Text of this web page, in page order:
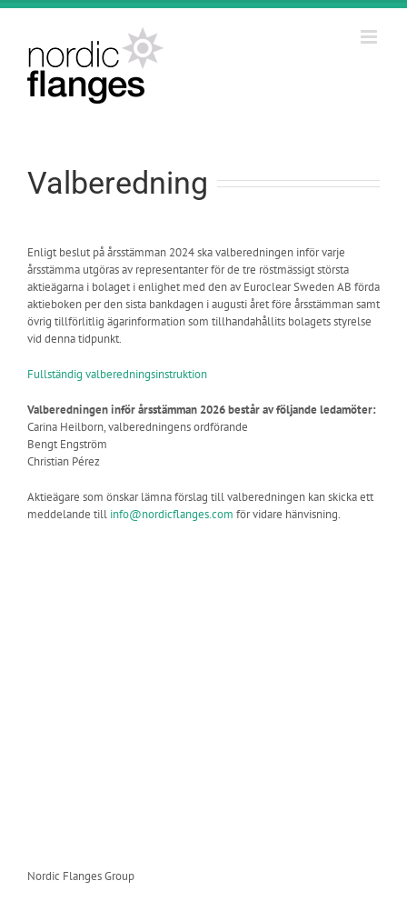
Fortsätt
Valberedning
Enligt beslut på årsstämman 2024 ska valberedningen inför varje
årsstämma utgöras av representanter för de tre röstmässigt största
aktieägarna i bolaget i enlighet med den av Euroclear Sweden AB förda
aktieboken per den sista bankdagen i augusti året före årsstämman samt
övrig tillförlitlig ägarinformation som tillhandahållits bolagets styrelse
vid denna tidpunkt.
Fullständig valberedningsinstruktion
Valberedningen inför årsstämman 2026 består av följande ledamöter:
Carina Heilborn, valberedningens ordförande
Bengt Engström
Christian Pérez
Aktieägare som önskar lämna förslag till valberedningen kan skicka ett
meddelande till info@nordicflanges.com för vidare hänvisning.
Nordic Flanges Group